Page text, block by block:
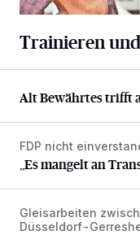
Trainieren
Alt Bewährtes trifft
Alt Bewährtes trifft
„Es mangelt an
FDP nicht
„Es mangelt an
Umfangreiche
Gleisarbeiten
Düsseldorf-